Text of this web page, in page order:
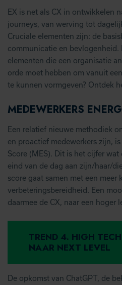
EX is net als CX in ontwikkelen
journeys, van werving tot
Cruciale elementen zijn: de
communicatie en bevlogenheid.
elementen die een organisatie
orde moet hebben om vanuit
te kunnen vormgeven? Ontdek
MEDEWERKERS
Een relatief nieuwe methodiek
en proactief medewerkers zijn,
Score (MES). Dit is het cijfer
eind van de dag aan zijn/haar/
score gaat samen met een
verbeteringsbereidheid. Een
daarmee de CX, naar een hoger
TREND 4. HIGH
NAAR NEXT LEVEL
De opkomst van ChatGPT, de